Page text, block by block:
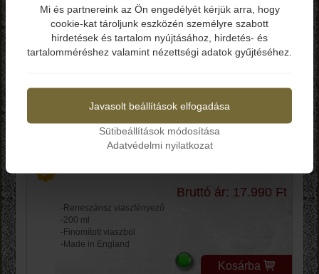
Gyártók
Renaissance Wax
Polish PCRW2
Bruttó ár: 17.990 Ft
-Reneszánsz viaszfényező
-200 ml
-Finomított viaszból
-Made in England
Kosárba
Elmúltál már 18 éves?
Mi és partnereink az Ön engedélyét kérjük arra, hogy
cookie-kat tároljunk eszközén személyre szabott
hirdetések és tartalom nyújtásához, hirdetés- és
tartalomméréshez valamint nézettségi adatok gyűjtéséhez.
Javasolt beállítások elfogadása
Sütibeállítások módosítása
Adatvédelmi nyilatkozat